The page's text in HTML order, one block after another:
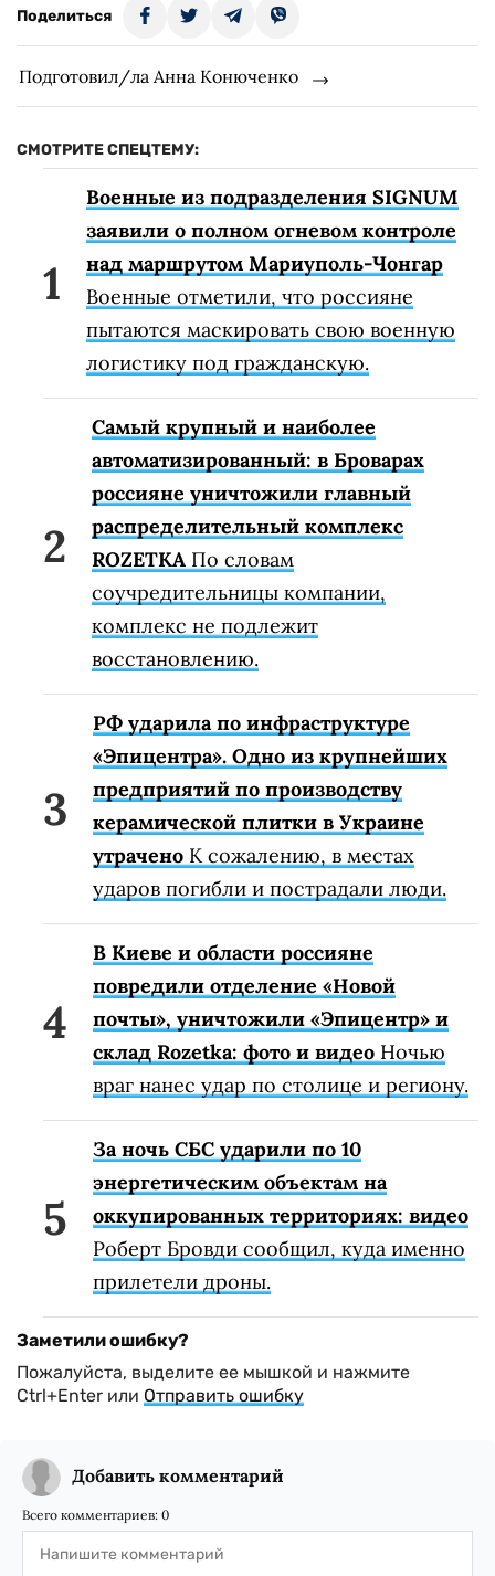
Поделиться
Подготовил/ла Анна Конюченко
СМОТРИТЕ СПЕЦТЕМУ:
Военные из подразделения SIGNUM
заявили о полном огневом контроле
над маршрутом Мариуполь-Чонгар
Военные отметили, что россияне
пытаются маскировать свою военную
логистику под гражданскую.
Самый крупный и наиболее
автоматизированный: в Броварах
россияне уничтожили главный
распределительный комплекс
ROZETKA По словам
соучредительницы компании,
комплекс не подлежит
восстановлению.
РФ ударила по инфраструктуре
«Эпицентра». Одно из крупнейших
предприятий по производству
керамической плитки в Украине
утрачено К сожалению, в местах
ударов погибли и пострадали люди.
В Киеве и области россияне
повредили отделение «Новой
почты», уничтожили «Эпицентр» и
склад Rozetka: фото и видео Ночью
враг нанес удар по столице и региону.
За ночь СБС ударили по 10
энергетическим объектам на
оккупированных территориях: видео
Роберт Бровди сообщил, куда именно
прилетели дроны.
Заметили ошибку?
Пожалуйста, выделите ее мышкой и нажмите
Ctrl+Enter или Отправить ошибку
Добавить комментарий
Всего комментариев: 0